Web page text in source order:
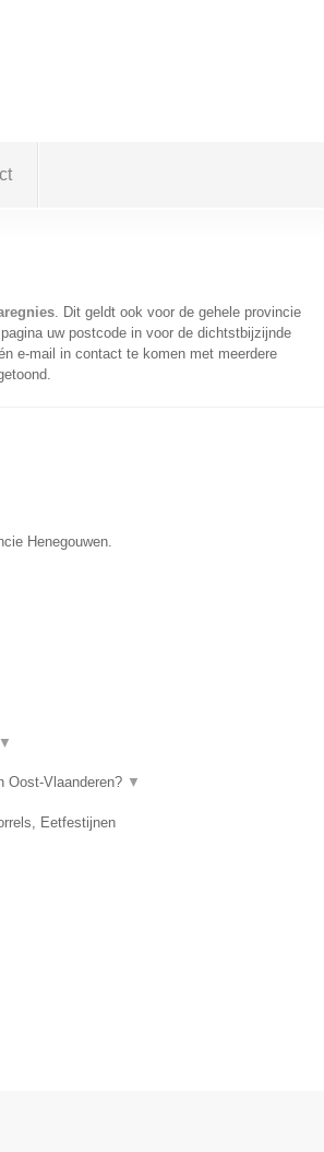
. Dit geldt ook voor de gehele provincie
uw postcode in voor de dichtstbijzijnde
e-mail in contact te komen met meerdere
Henegouwen.
▼
Oost-Vlaanderen? ▼
Eetfestijnen